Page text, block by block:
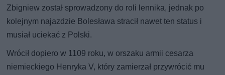
Zbigniew został sprowadzony do roli lennika, jednak po
kolejnym najazdzie Bolesława stracił nawet ten status i
musiał uciekać z Polski.
Wrócił dopiero w 1109 roku, w orszaku armii cesarza
niemieckiego Henryka V, który zamierzał przywrócić mu